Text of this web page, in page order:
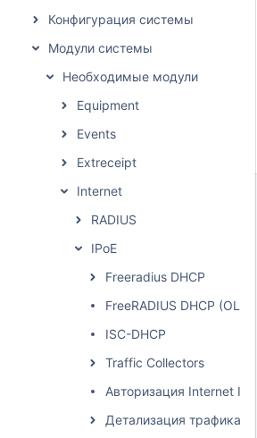
Конфигурация системы
Модули системы
Необходимые модули
Equipment
Events
Extreceipt
Internet
RADIUS
IPoE
Freeradius DHCP
FreeRADIUS DHCP (OLD)
ISC-DHCP
Traffic Collectors
Авторизация Internet IPoE
Детализация трафика